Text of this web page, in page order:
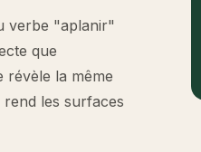
verbe "aplanir"
que
révèle la même
rend les surfaces